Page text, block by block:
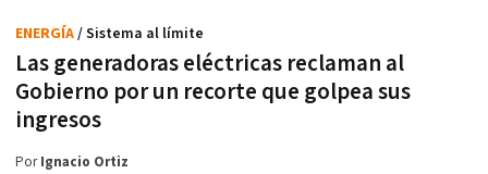
Las generadoras eléctricas reclaman al
Gobierno por un recorte que golpea sus
ingresos
ENERGÍA/ Sistema al límite
PorIgnacio Ortiz